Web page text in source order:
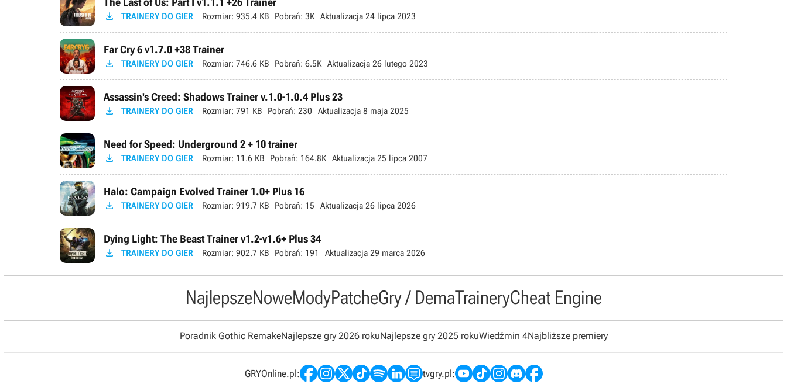
 TRAINERY DO GIER Rozmiar: 935.4 KB Pobrań: 3K Aktualizacja 24 lipca 2023
Far Cry 6 v1.7.0 +38 Trainer
 TRAINERY DO GIER Rozmiar: 746.6 KB Pobrań: 6.5K Aktualizacja 26 lutego 2023
Assassin's Creed: Shadows Trainer v.1.0-1.0.4 Plus 23
 TRAINERY DO GIER Rozmiar: 791 KB Pobrań: 230 Aktualizacja 8 maja 2025
Need for Speed: Underground 2 + 10 trainer
 TRAINERY DO GIER Rozmiar: 11.6 KB Pobrań: 164.8K Aktualizacja 25 lipca 2007
Halo: Campaign Evolved Trainer 1.0+ Plus 16
 TRAINERY DO GIER Rozmiar: 919.7 KB Pobrań: 15 Aktualizacja 26 lipca 2026
Dying Light: The Beast Trainer v1.2-v1.6+ Plus 34
 TRAINERY DO GIER Rozmiar: 902.7 KB Pobrań: 191 Aktualizacja 29 marca 2026
NajlepszeNoweModyPatcheGry / DemaTraineryCheat Engine
Poradnik Gothic RemakeNajlepsze gry 2026 rokuNajlepsze gry 2025 rokuWiedźmin 4Najbliższe premiery
GRYOnline.pl: tvgry.pl: